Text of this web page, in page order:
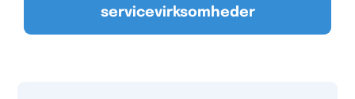
Anekdoter
servicevirksomheder